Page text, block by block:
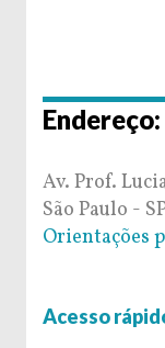
Endereço:
Av. Prof.
São Paulo -
Orientações
Acesso